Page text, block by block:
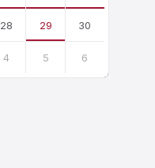
28 29 30
4 5 6